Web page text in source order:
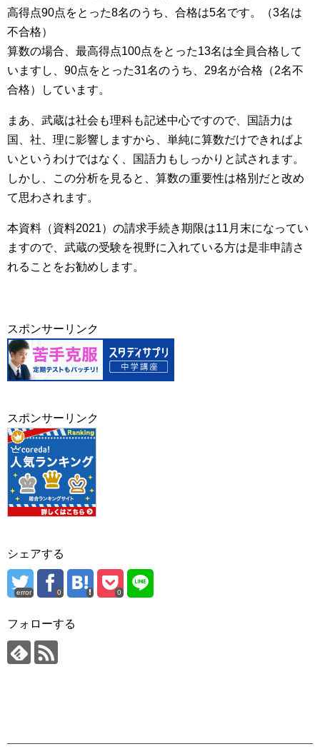
高得点90点をとった8名のうち、合格は5名です。（3名は
不合格）
算数の場合、最高得点100点をとった13名は全員合格して
いますし、90点をとった31名のうち、29名が合格（2名不
合格）しています。
まあ、武蔵は社会も理科も記述中心ですので、国語力は
国、社、理に影響しますから、単純に算数だけできればよ
いというわけではなく、国語力もしっかりと試されます。
しかし、この分析を見ると、算数の重要性は格別だと改め
て思わされます。
本資料（資料2021）の請求手続き期限は11月末になってい
ますので、武蔵の受験を視野に入れている方は是非申請さ
れることをお勧めします。
スポンサーリンク
スポンサーリンク
シェアする
error 0 0
フォローする